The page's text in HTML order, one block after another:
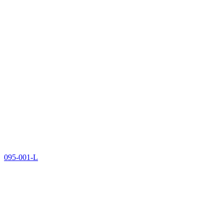
095-001-L